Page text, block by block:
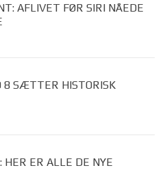
AFLIVET FØR SIRI NÅEDE
8 SÆTTER HISTORISK
HER ER ALLE DE NYE